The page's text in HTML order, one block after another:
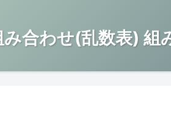
合わせ(乱数表) 組